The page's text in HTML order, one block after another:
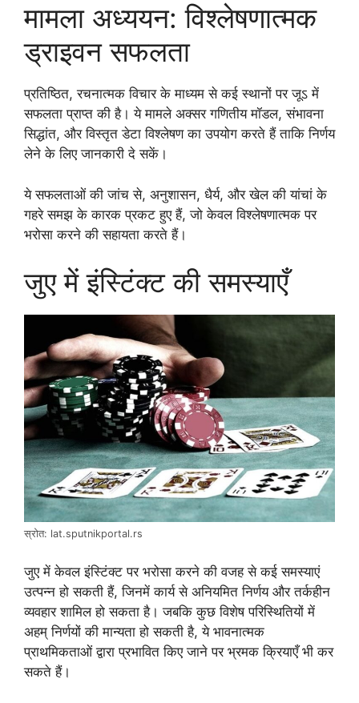
मामला अध्ययन: विश्लेषणात्मक
ड्राइवन सफलता
प्रतिष्ठित, रचनात्मक विचार के माध्यम से कई स्थानों पर जूऽ में
सफलता प्राप्त की है। ये मामले अक्सर गणितीय मॉडल, संभावना
सिद्धांत, और विस्तृत डेटा विश्लेषण का उपयोग करते हैं ताकि निर्णय
लेने के लिए जानकारी दे सकें।
ये सफलताओं की जांच से, अनुशासन, धैर्य, और खेल की यांचां के
गहरे समझ के कारक प्रकट हुए हैं, जो केवल विश्लेषणात्मक पर
भरोसा करने की सहायता करते हैं।
जुए में इंस्टिंक्ट की समस्याएँ
स्रोत: lat.sputnikportal.rs
जुए में केवल इंस्टिंक्ट पर भरोसा करने की वजह से कई समस्याएं
उत्पन्न हो सकती हैं, जिनमें कार्य से अनियमित निर्णय और तर्कहीन
व्यवहार शामिल हो सकता है। जबकि कुछ विशेष परिस्थितियों में
अहम् निर्णयों की मान्यता हो सकती है, ये भावनात्मक
प्राथमिकताओं द्वारा प्रभावित किए जाने पर भ्रमक क्रियाएँ भी कर
सकते हैं।